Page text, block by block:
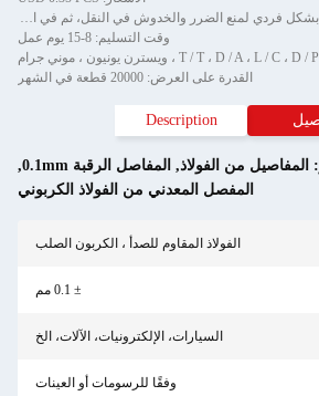
تفاصيل التغليف: حزمة فقاعة بشكل فردي لمنع الضرر والخدوش في النقل، ثم في الكرتون
وقت التسليم: 8-15 يوم عمل
القدرة على العرض: 20000 قطعة في الشهر
Description
المفاصيل من الفولاذ, المفاصل الرقبة 0.1mm
,
المفصل المعدني من الفولاذ الكربوني
الفولاذ المقاوم للصدأ ، الكربون الصلب
± 0.1 مم
السيارات، الإلكترونيات، الآلات، الخ
وفقًا للرسومات أو العينات